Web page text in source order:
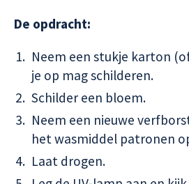
De opdracht:
Neem een stukje karton
je op mag schilderen.
Schilder een bloem.
Neem een nieuwe
het wasmiddel patronen
Laat drogen.